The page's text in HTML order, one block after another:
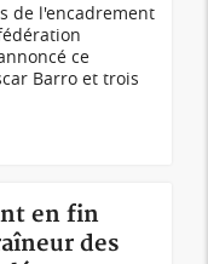
de l'encadrement
ce
Barro et trois
en fin
des